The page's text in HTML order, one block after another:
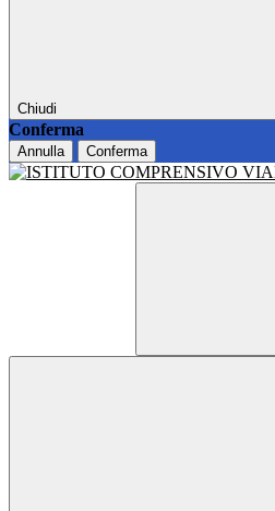
Chiudi
Conferma
Annulla Conferma